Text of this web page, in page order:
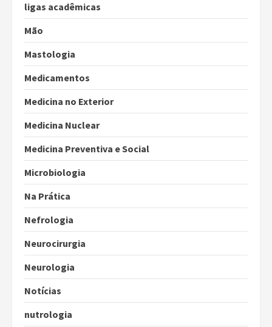
ligas acadêmicas
Mão
Mastologia
Medicamentos
Medicina no Exterior
Medicina Nuclear
Medicina Preventiva e Social
Microbiologia
Na Prática
Nefrologia
Neurocirurgia
Neurologia
Notícias
nutrologia